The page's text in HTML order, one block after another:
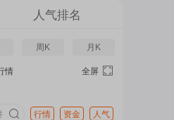
人气排名
周K 月K
情 全屏
行情 资金 人气